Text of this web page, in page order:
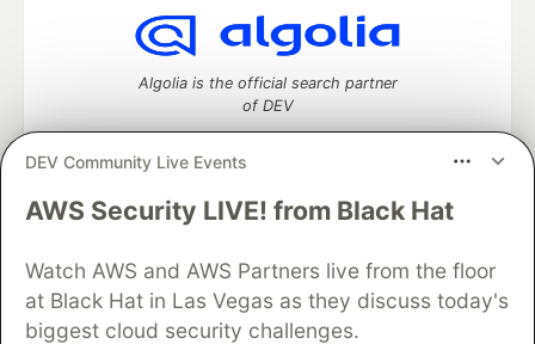
DEV Community Live Events
AWS Security LIVE! from Black Hat
Watch AWS and AWS Partners live from the floor
at Black Hat in Las Vegas as they discuss today's
biggest cloud security challenges.
Algolia is the official search partner
of DEV
DEV Community— A space to discuss and keep up software
Home
DEV Challenges DEV++
Videos
DEV Education Tracks
DEV Help
Advertise on DEV
Organization Accounts
DEV Showcase
Contact